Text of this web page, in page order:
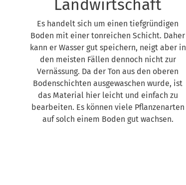
Landwirtschaft
Es handelt sich um einen tiefgründigen
Boden mit einer tonreichen Schicht. Daher
kann er Wasser gut speichern, neigt aber in
den meisten Fällen dennoch nicht zur
Vernässung. Da der Ton aus den oberen
Bodenschichten ausgewaschen wurde, ist
das Material hier leicht und einfach zu
bearbeiten. Es können viele Pflanzenarten
auf solch einem Boden gut wachsen.